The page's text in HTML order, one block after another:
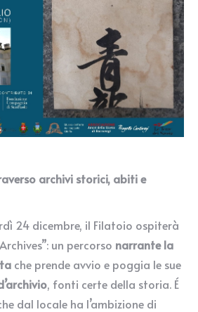
archivi storici, abiti e
24 dicembre, il Filatoio ospiterà
un percorso narrante la
che prende avvio e poggia le sue
, fonti certe della storia. É
dal locale ha l’ambizione di